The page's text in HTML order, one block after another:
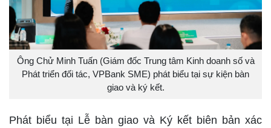
Ông Chử Minh Tuấn (Giám đốc Trung tâm Kinh doanh số và
Phát triển đối tác, VPBank SME) phát biểu tại sự kiện bàn
giao và ký kết.
Phát biểu tại Lễ bàn giao và Ký kết biên bản xác